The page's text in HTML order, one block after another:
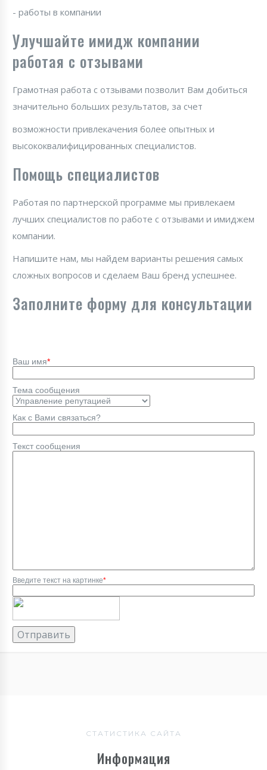
- работы в компании
Улучшайте имидж компании
работая с отзывами
Грамотная работа с отзывами позволит Вам добиться
значительно больших результатов, за счет
возможности привлекачения более опытных и
высококвалифицированных специалистов.
Помощь специалистов
Работая по партнерской программе мы привлекаем
лучших специалистов по работе с отзывами и имиджем
компании.
Напишите нам, мы найдем варианты решения самых
сложных вопросов и сделаем Ваш бренд успешнее.
Заполните форму для консультации
Ваш имя*
Тема сообщения
Как с Вами связаться?
Текст сообщения
Введите текст на картинке*
СТАТИСТИКА САЙТА
Информация